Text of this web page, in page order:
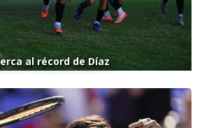
al récord de Díaz